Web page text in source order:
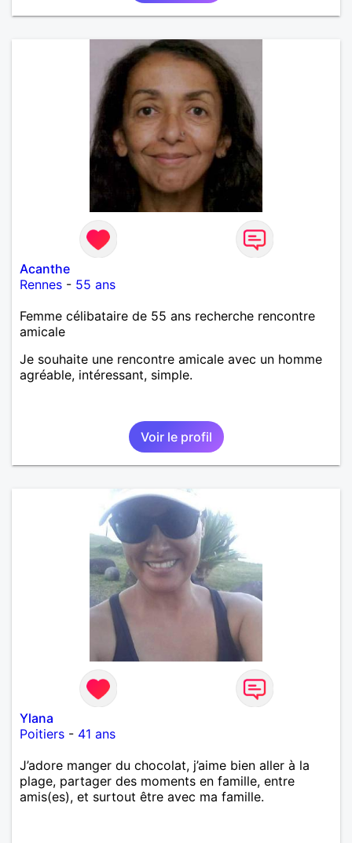
Acanthe
Rennes - 55 ans
Femme célibataire de 55 ans recherche rencontre
amicale
Je souhaite une rencontre amicale avec un homme
agréable, intéressant, simple.
Voir le profil
Ylana
Poitiers - 41 ans
J’adore manger du chocolat, j’aime bien aller à la
plage, partager des moments en famille, entre
amis(es), et surtout être avec ma famille.